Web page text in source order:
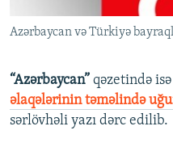
Azərbaycan və Türkiyə
“Azərbaycan” qəzetində isə
əlaqələrinin təməlində
sərlövhəli yazı dərc edilib.